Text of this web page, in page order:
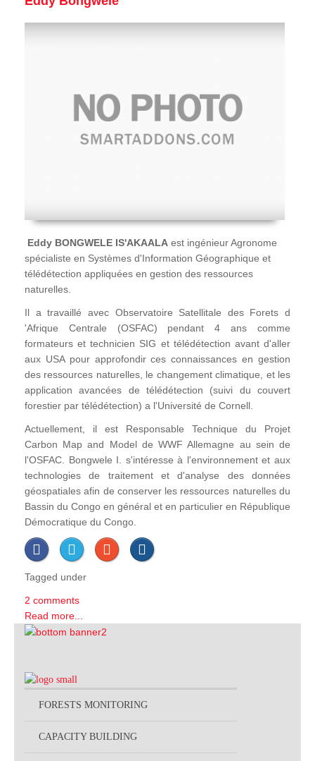
Eddy BONGWELE IS'AKAALA est ingénieur Agronome
spécialiste en Systèmes d'Information Géographique et
télédétection appliquées en gestion des ressources
naturelles.
Il a travaillé avec Observatoire Satellitale des Forets d
'Afrique Centrale (OSFAC) pendant 4 ans comme
formateurs et technicien SIG et télédétection avant d'aller
aux USA pour approfondir ces connaissances en gestion
des ressources naturelles, le changement climatique, et les
application avancées de télédétection (suivi du couvert
forestier par télédétection) a l'Université de Cornell.
Actuellement, il est Responsable Technique du Projet
Carbon Map and Model de WWF Allemagne au sein de
l'OSFAC. Bongwele I. s'intéresse à l'environnement et aux
technologies de traitement et d'analyse des données
géospatiales afin de conserver les ressources naturelles du
Bassin du Congo en général et en particulier en République
Démocratique du Congo.
Tagged under
2 comments
Read more...
FORESTS MONITORING
CAPACITY BUILDING